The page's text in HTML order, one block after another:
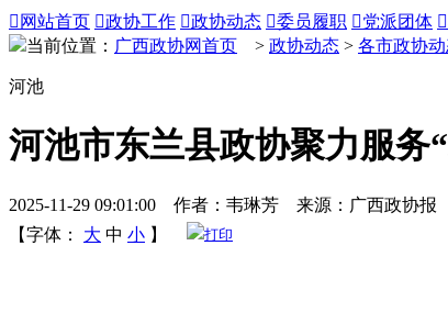
 网站首页 政协工作 政协动态 委员履职 党派团体 
当前位置： 广西政协网首页 > 政协动态 > 各市政协
河池
河池市东兰县政协聚力服务
2025-11-29 09:01:00 作者：韦琳芳 来源：广西政协报
【字体：
大 中 小 】 打印